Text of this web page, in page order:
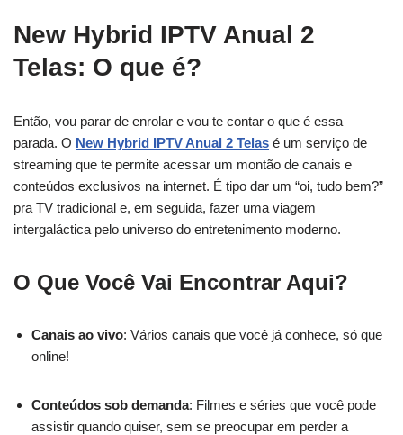
New Hybrid IPTV Anual 2
Telas: O que é?
Então, vou parar de enrolar e vou te contar o que é essa
parada. O New Hybrid IPTV Anual 2 Telas é um serviço de
streaming que te permite acessar um montão de canais e
conteúdos exclusivos na internet. É tipo dar um “oi, tudo bem?”
pra TV tradicional e, em seguida, fazer uma viagem
intergaláctica pelo universo do entretenimento moderno.
O Que Você Vai Encontrar Aqui?
Canais ao vivo: Vários canais que você já conhece, só que
online!
Conteúdos sob demanda: Filmes e séries que você pode
assistir quando quiser, sem se preocupar em perder a